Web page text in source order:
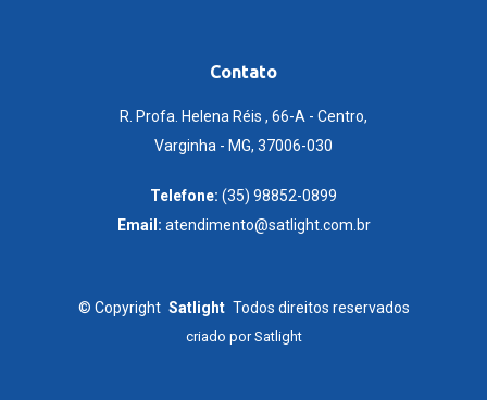
Contato
R. Profa. Helena Réis , 66-A - Centro,
Varginha - MG, 37006-030
Telefone: (35) 98852-0899
Email: atendimento@satlight.com.br
© Copyright Satlight Todos direitos reservados
criado porSatlight